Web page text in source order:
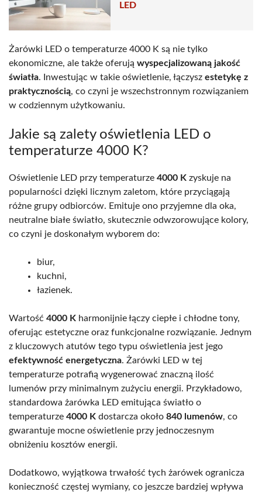
LED
Żarówki LED o temperaturze 4000 K są nie tylko
ekonomiczne, ale także oferują wyspecjalizowaną jakość
światła. Inwestując w takie oświetlenie, łączysz estetykę z
praktycznością, co czyni je wszechstronnym rozwiązaniem
w codziennym użytkowaniu.
Jakie są zalety oświetlenia LED o
temperaturze 4000 K?
Oświetlenie LED przy temperaturze 4000 K zyskuje na
popularności dzięki licznym zaletom, które przyciągają
różne grupy odbiorców. Emituje ono przyjemne dla oka,
neutralne białe światło, skutecznie odwzorowujące kolory,
co czyni je doskonałym wyborem do:
biur,
kuchni,
łazienek.
Wartość 4000 K harmonijnie łączy ciepłe i chłodne tony,
oferując estetyczne oraz funkcjonalne rozwiązanie. Jednym
z kluczowych atutów tego typu oświetlenia jest jego
efektywność energetyczna. Żarówki LED w tej
temperaturze potrafią wygenerować znaczną ilość
lumenów przy minimalnym zużyciu energii. Przykładowo,
standardowa żarówka LED emitująca światło o
temperaturze 4000 K dostarcza około 840 lumenów, co
gwarantuje mocne oświetlenie przy jednoczesnym
obniżeniu kosztów energii.
Dodatkowo, wyjątkowa trwałość tych żarówek ogranicza
konieczność częstej wymiany, co jeszcze bardziej wpływa